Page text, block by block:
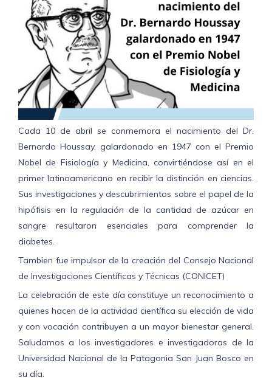
Cada 10 de abril se conmemora el nacimiento del Dr.
Bernardo Houssay, galardonado en 1947 con el Premio
Nobel de Fisiología y Medicina, convirtiéndose así en el
primer latinoamericano en recibir la distinción en ciencias.
Sus investigaciones y descubrimientos sobre el papel de la
hipófisis en la regulación de la cantidad de azúcar en
sangre resultaron esenciales para comprender la
diabetes.
Tambien fue impulsor de la creación del Consejo Nacional
de Investigaciones Científicas y Técnicas (CONICET)
La celebración de este día constituye un reconocimiento a
quienes hacen de la actividad científica su elección de vida
y con vocación contribuyen a un mayor bienestar general.
Saludamos a los investigadores e investigadoras de la
Universidad Nacional de la Patagonia San Juan Bosco en
su día.